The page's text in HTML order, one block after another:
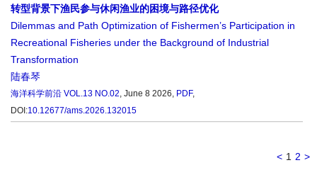
转型背景下渔民参与休闲渔业的困境与路径优化
Dilemmas and Path Optimization of Fishermen’s Participation in
Recreational Fisheries under the Background of Industrial
Transformation
陆春琴
海洋科学前沿 VOL.13 NO.02, June 8 2026, PDF,
DOI:10.12677/ams.2026.132015
< 1 2 >